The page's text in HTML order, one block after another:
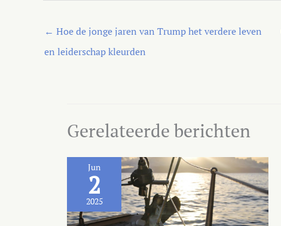
← Hoe de jonge jaren van Trump het verdere leven
en leiderschap kleurden
Gerelateerde berichten
Jun
2
2025